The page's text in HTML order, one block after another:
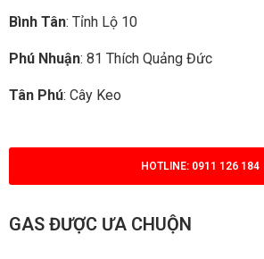
Bình Tân: Tỉnh Lộ 10
Phú Nhuận: 81 Thích Quảng Đức
Tân Phú: Cây Keo
HOTLINE: 0911 126 184
GAS ĐƯỢC ƯA CHUỘN